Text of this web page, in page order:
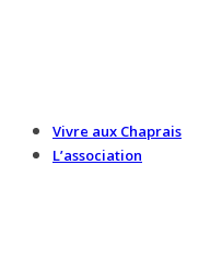
Vivre aux Chaprais
L’association